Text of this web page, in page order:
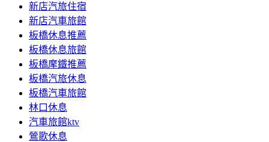
新店汽旅住宿
新店汽車旅館
板橋休息推薦
板橋休息旅館
板橋摩鐵推薦
板橋汽旅休息
板橋汽車旅館
林口休息
汽車旅館ktv
鶯歌休息